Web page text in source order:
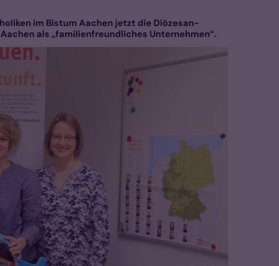
im Bistum Aachen jetzt die Diözesan-
als „familienfreundliches Unternehmen“.